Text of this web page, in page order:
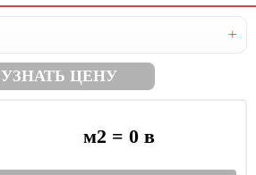
УЗНАТЬ ЦЕНУ
м2 = 0в